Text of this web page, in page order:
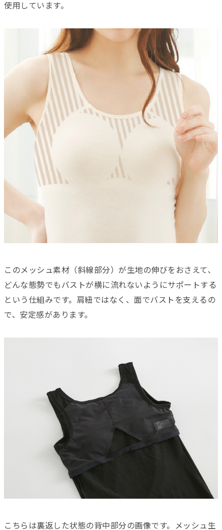
使用しています。
このメッシュ素材（斜線部分）が生地の伸びをおさえて、
どんな態勢でもバストが横に流れないようにサポートする
という仕組みです。肩紐ではなく、面でバストを支えるの
で、安定感があります。
こちらは裏返した状態の背中部分の画像です。メッシュ生